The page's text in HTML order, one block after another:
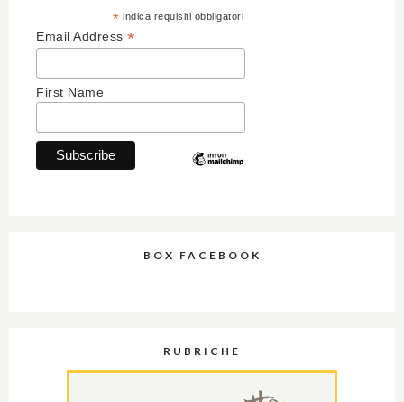
* indica requisiti obbligatori
Email Address *
First Name
BOX FACEBOOK
RUBRICHE